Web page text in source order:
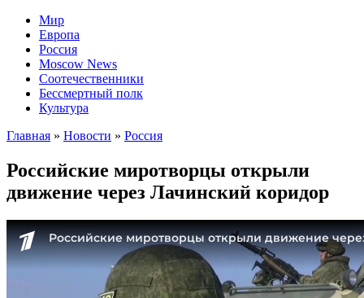
Мир
Европа
Россия
Moscow News
Соотечественники
Бессмертный полк
Культура
Главная » Новости » Россия
Российские миротворцы открыли
движение через Лачинский коридор